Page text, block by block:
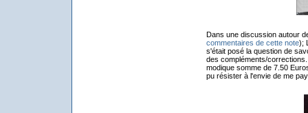
Dans une discussion autour
commentaires de cette note);
s'était posé la question de
des compléments/
modique somme de 7.50
pu résister à l'envie de me